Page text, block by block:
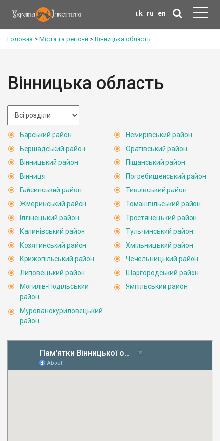
uk ru en
Головна > Міста та регіони > Вінницька область
Вінницька область
Барський район
Бершадський район
Вінницький район
Вінниця
Гайсинський район
Жмеринський район
Іллінецький район
Калинівський район
Козятинський район
Крижопільський район
Липовецький район
Могилів-Подільський
район
Мурованокуриловецький
район
Немирівський район
Оратівський район
Піщанський район
Погребищенський район
Тиврівський район
Томашпільський район
Тростянецький район
Тульчинський район
Хмільницький район
Чечельницький район
Шаргородський район
Ямпільський район